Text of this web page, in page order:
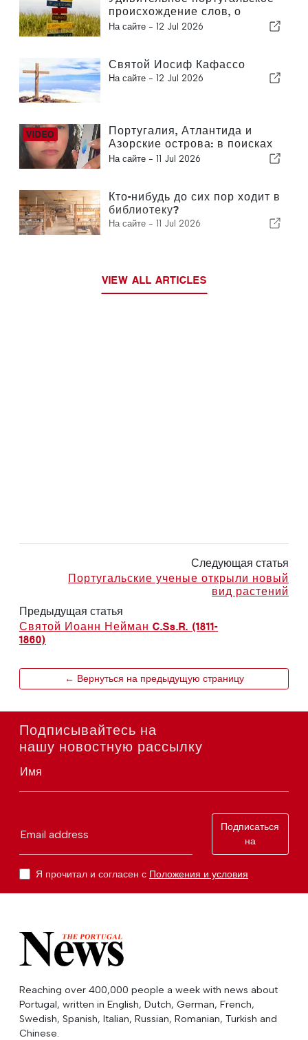
происхождение слов, о
котором вы не знали
На сайте - 12 Jul 2026
Святой Иосиф Кафассо
На сайте - 12 Jul 2026
Португалия, Атлантида и
Азорские острова: в поисках
древних цивилизаций и
На сайте - 11 Jul 2026
Кто-нибудь до сих пор ходит в
библиотеку?
На сайте - 11 Jul 2026
VIEW ALL ARTICLES
Следующая статья
Португальские ученые открыли новый
вид растений
Предыдущая статья
Святой Иоанн Нейман C.Ss.R. (1811-
1860)
← Вернуться на предыдущую страницу
Подписывайтесь на
нашу новостную рассылку
Имя
Email address
Подписаться
на
Я прочитал и согласен с Положения и условия
Reaching over 400,000 people a week with news about
Portugal, written in English, Dutch, German, French,
Swedish, Spanish, Italian, Russian, Romanian, Turkish and
Chinese.